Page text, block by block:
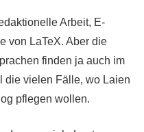
Arbeit, E-
von LaTeX. Aber die
finden ja auch im
die vielen Fälle, wo Laien
pflegen wollen.